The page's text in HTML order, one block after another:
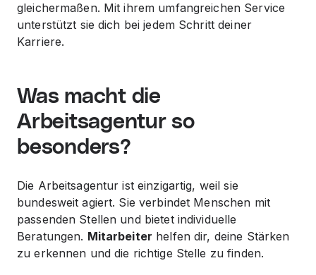
gleichermaßen. Mit ihrem umfangreichen Service
unterstützt sie dich bei jedem Schritt deiner
Karriere.
Was macht die
Arbeitsagentur so
besonders?
Die Arbeitsagentur ist einzigartig, weil sie
bundesweit agiert. Sie verbindet Menschen mit
passenden Stellen und bietet individuelle
Beratungen. Mitarbeiter helfen dir, deine Stärken
zu erkennen und die richtige Stelle zu finden.